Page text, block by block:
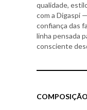
qualidade,
com a Digaspi
confiança das
linha pensada
consciente